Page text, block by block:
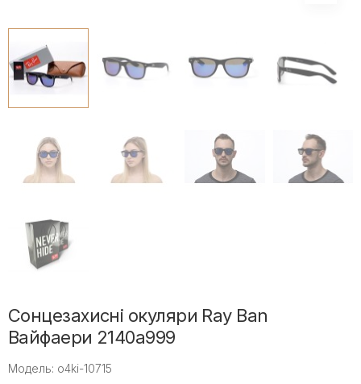
Сонцезахисні окуляри Ray Ban
Вайфаери 2140a999
Модель: o4ki-10715